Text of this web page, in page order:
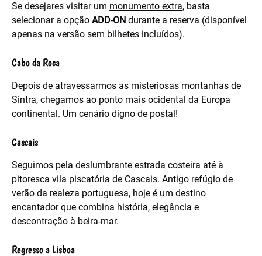
Se desejares visitar um monumento extra, basta
selecionar a opção ADD-ON durante a reserva (disponível
apenas na versão sem bilhetes incluídos).
Cabo da Roca
Depois de atravessarmos as misteriosas montanhas de
Sintra, chegamos ao ponto mais ocidental da Europa
continental. Um cenário digno de postal!
Cascais
Seguimos pela deslumbrante estrada costeira até à
pitoresca vila piscatória de Cascais. Antigo refúgio de
verão da realeza portuguesa, hoje é um destino
encantador que combina história, elegância e
descontração à beira-mar.
Regresso a Lisboa